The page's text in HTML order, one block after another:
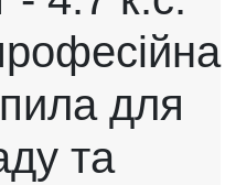
для
та